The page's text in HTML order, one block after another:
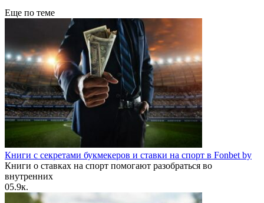
Еще по теме
Книги с секретами букмекеров и ставки на спорт в Fonbet by
Книги о ставках на спорт помогают разобраться во
внутренних
05.9к.